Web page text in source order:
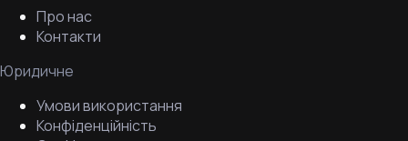
Про нас
Контакти
Юридичне
Умови використання
Конфіденційність